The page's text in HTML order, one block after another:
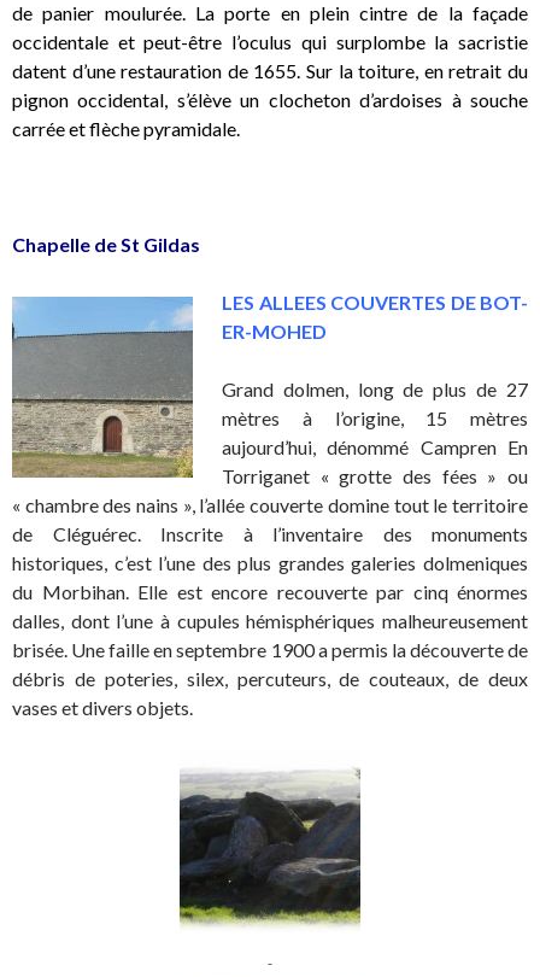
de panier moulurée. La porte en plein cintre de la façade
occidentale et peut-être l’oculus qui surplombe la sacristie
datent d’une restauration de 1655. Sur la toiture, en retrait du
pignon occidental, s’élève un clocheton d’ardoises à souche
carrée et flèche pyramidale.
Chapelle de St Gildas
LES ALLEES COUVERTES DE BOT-
ER-MOHED
Grand dolmen, long de plus de 27
mètres à l’origine, 15 mètres
aujourd’hui, dénommé Campren En
Torriganet « grotte des fées » ou
« chambre des nains », l’allée couverte domine tout le territoire
de Cléguérec. Inscrite à l’inventaire des monuments
historiques, c’est l’une des plus grandes galeries dolmeniques
du Morbihan. Elle est encore recouverte par cinq énormes
dalles, dont l’une à cupules hémisphériques malheureusement
brisée. Une faille en septembre 1900 a permis la découverte de
débris de poteries, silex, percuteurs, de couteaux, de deux
vases et divers objets.